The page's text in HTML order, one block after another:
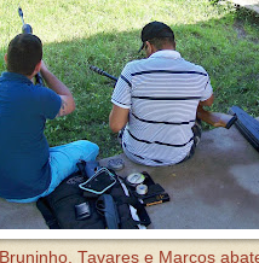
Bruninho, Tavares e Marcos